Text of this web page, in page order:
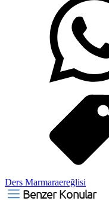
Ders Marmaraereğlisi
Benzer Konular